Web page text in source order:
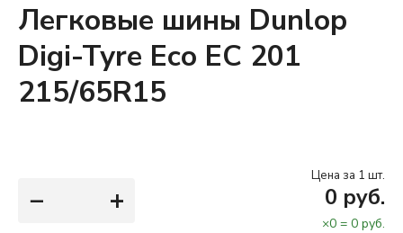
Легковые шины Dunlop
Digi-Tyre Eco EC 201
215/65R15
− +
Цена за 1 шт.
0 руб.
×0 = 0 руб.